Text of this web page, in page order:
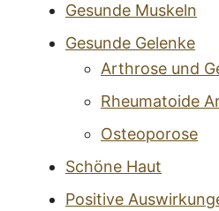
Gesunde Muskeln
Gesunde Gelenke
Arthrose und
Rheumatoide
Osteoporose
Schöne Haut
Positive